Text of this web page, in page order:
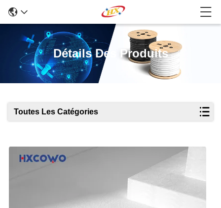
Détails Des Produits
Toutes Les Catégories